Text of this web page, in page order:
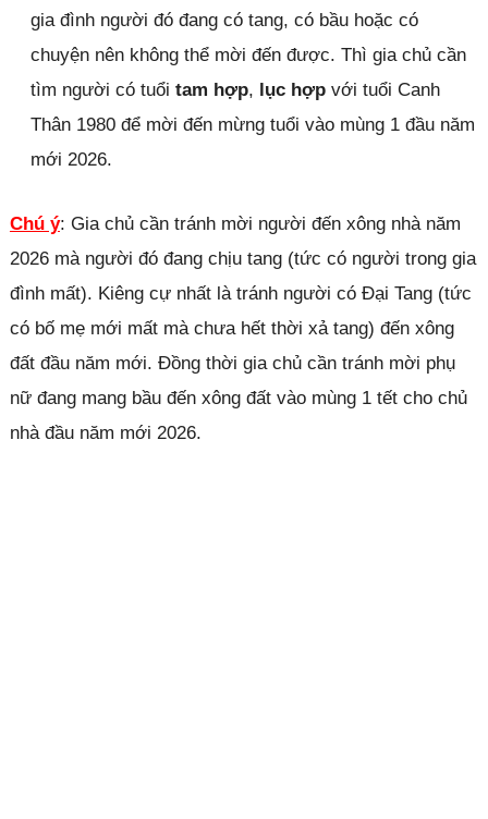
gia đình người đó đang có tang, có bầu hoặc có
chuyện nên không thể mời đến được. Thì gia chủ cần
tìm người có tuổi tam hợp, lục hợpvới tuổi Canh
Thân 1980 để mời đến mừng tuổi vào mùng 1 đầu năm
mới 2026.
Chú ý: Gia chủ cần tránh mời người đến xông nhà năm
2026 mà người đó đang chịu tang (tức có người trong gia
đình mất). Kiêng cự nhất là tránh người có Đại Tang (tức
có bố mẹ mới mất mà chưa hết thời xả tang) đến xông
đất đầu năm mới. Đồng thời gia chủ cần tránh mời phụ
nữ đang mang bầu đến xông đất vào mùng 1 tết cho chủ
nhà đầu năm mới 2026.